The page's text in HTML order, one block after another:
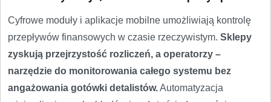
Cyfrowe moduły i aplikacje mobilne umożliwiają kontrolę
przepływów finansowych w czasie rzeczywistym. Sklepy
zyskują przejrzystość rozliczeń, a operatorzy –
narzędzie do monitorowania całego systemu bez
angażowania gotówki detalistów.Automatyzacja